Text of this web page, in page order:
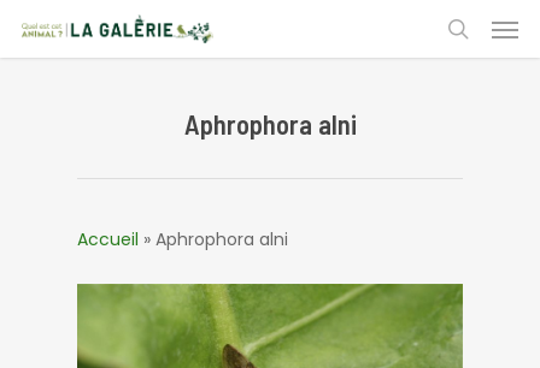
main
search
Aphrophora alni
Accueil » Aphrophora alni